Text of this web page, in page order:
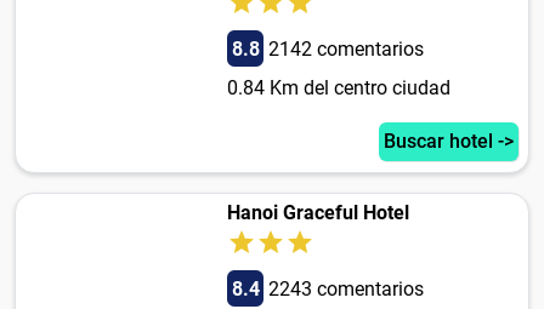
8.8 2142 comentarios
0.84 Km del centro ciudad
Buscar hotel ->
Hanoi Graceful Hotel
8.4 2243 comentarios